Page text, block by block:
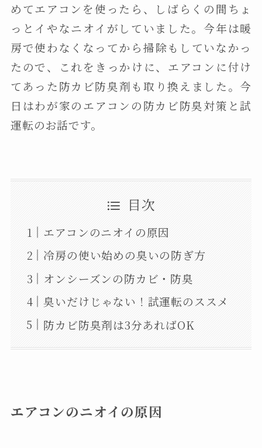
めてエアコンを使ったら、しばらくの間ちょ
っとイやなニオイがしていました。今年は暖
房で使わなくなってから掃除もしていなかっ
たので、これをきっかけに、エアコンに付け
てあった防カビ防臭剤も取り換えました。今
日はわが家のエアコンの防カビ防臭対策と試
運転のお話です。
目次
エアコンのニオイの原因
冷房の使い始めの臭いの防ぎ方
オンシーズンの防カビ・防臭
臭いだけじゃない！試運転のススメ
防カビ防臭剤は3分あればOK
エアコンのニオイの原因